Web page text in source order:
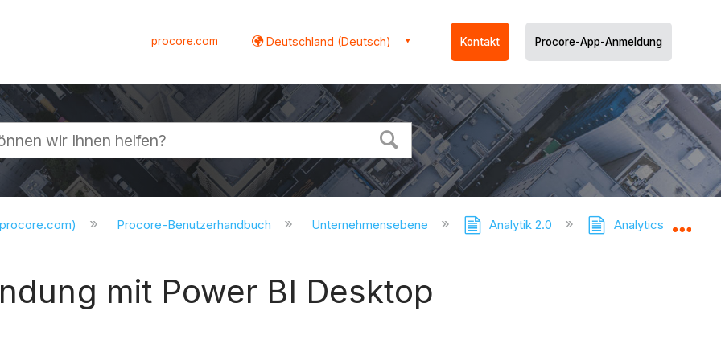
procore.com Deutschland (Deutsch) Kontakt Procore-App-Anmeldung
Procore-Benutzerhandbuch Unternehmensebene Analytik 2.0 Analytics -
mit Power BI Desktop